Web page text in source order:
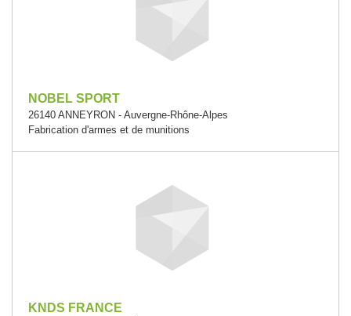
NOBEL SPORT
26140 ANNEYRON - Auvergne-Rhône-Alpes
Fabrication d'armes et de munitions
KNDS FRANCE